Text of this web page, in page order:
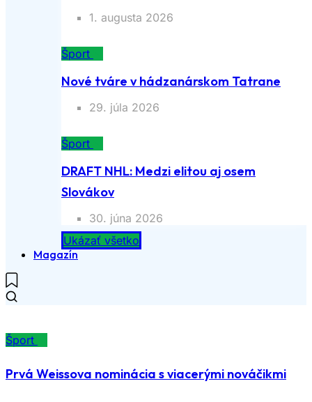
1. augusta 2026
Šport
Nové tváre v hádzanárskom Tatrane
29. júla 2026
Šport
DRAFT NHL: Medzi elitou aj osem
Slovákov
30. júna 2026
Ukázať všetko
Magazín
Šport
Prvá Weissova nominácia s viacerými nováčikmi